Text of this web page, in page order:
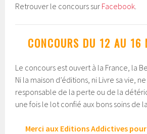
Retrouver le concours sur Facebook
CONCOURS DU 12 AU
Le concours est ouvert à la France, la
Ni la maison d’éditions, ni Livre sa vie,
responsable de la perte ou de la
une fois le lot confié aux bons soins de
Merci aux Editions Addictives